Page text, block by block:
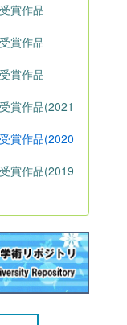
賞作品
賞作品
賞作品
賞作品(2021
賞作品(2020
賞作品(2019